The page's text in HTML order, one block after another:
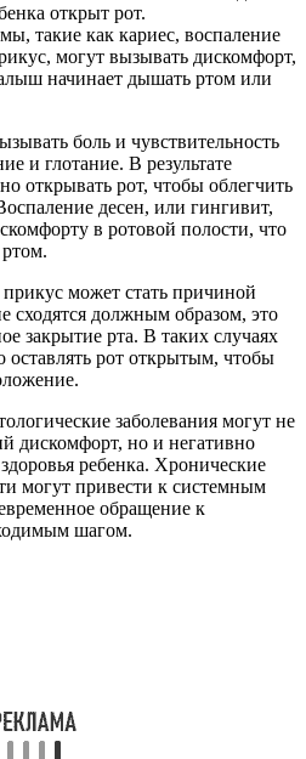
открыт рот.
такие как кариес, воспаление
могут вызывать дискомфорт,
начинает дышать ртом или
боль и чувствительность
и глотание. В результате
открывать рот, чтобы облегчить
десен, или гингивит,
в ротовой полости, что
может стать причиной
сходятся должным образом, это
закрытие рта. В таких случаях
оставлять рот открытым, чтобы
заболевания могут не
дискомфорт, но и негативно
ребенка. Хронические
могут привести к системным
обращение к
шагом.